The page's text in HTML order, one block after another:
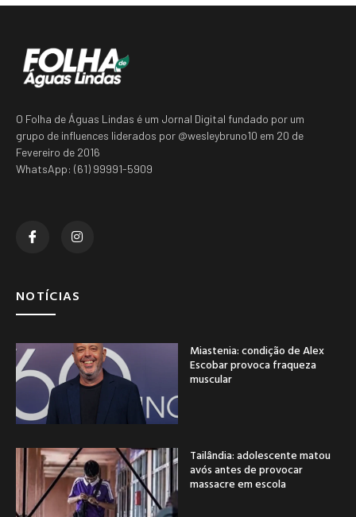
O Folha de Águas Lindas é um Jornal Digital fundado por um
grupo de influences liderados por @wesleybruno10 em 20 de
Fevereiro de 2016
WhatsApp: (61) 99991-5909
NOTÍCIAS
Miastenia: condição de Alex
Escobar provoca fraqueza
muscular
Tailândia: adolescente matou
avós antes de provocar
massacre em escola